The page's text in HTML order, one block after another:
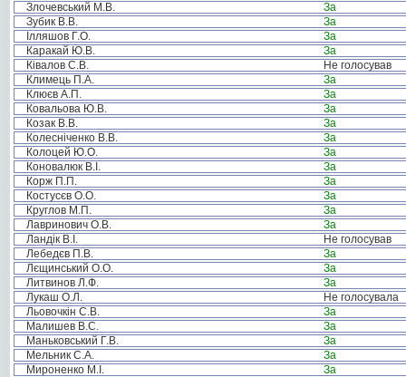
Злочевський М.В.
За
Зубик В.В.
За
Ілляшов Г.О.
За
Каракай Ю.В.
За
Ківалов С.В.
Не голосував
Климець П.А.
За
Клюєв А.П.
За
Ковальова Ю.В.
За
Козак В.В.
За
Колесніченко В.В.
За
Колоцей Ю.О.
За
Коновалюк В.І.
За
Корж П.П.
За
Костусєв О.О.
За
Круглов М.П.
За
Лавринович О.В.
За
Ландік В.І.
Не голосував
Лебедєв П.В.
За
Лєщинський О.О.
За
Литвинов Л.Ф.
За
Лукаш О.Л.
Не голосувала
Льовочкін С.В.
За
Малишев В.С.
За
Маньковський Г.В.
За
Мельник С.А.
За
Мироненко М.І.
За